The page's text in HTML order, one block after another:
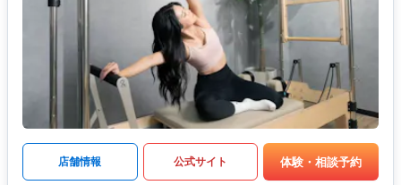
店舗情報 公式サイト 体験・相談予約